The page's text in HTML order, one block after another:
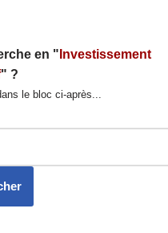
en " Investissement
" ?
le bloc ci-après...